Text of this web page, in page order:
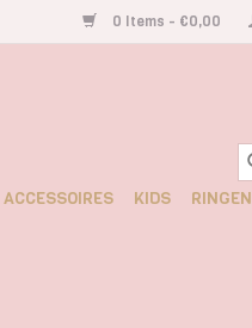
0 Items - €0,00
ACCESSOIRES KIDS RINGEN